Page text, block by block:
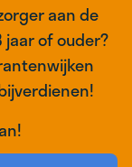
aan de
jaar of ouder?